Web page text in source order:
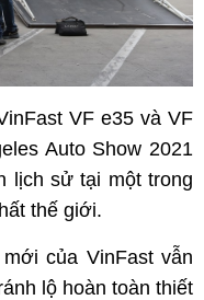
VF e35 và VF
Auto Show 2021
lịch sử tại một trong
thế giới.
của VinFast vẫn
lộ hoàn toàn thiết